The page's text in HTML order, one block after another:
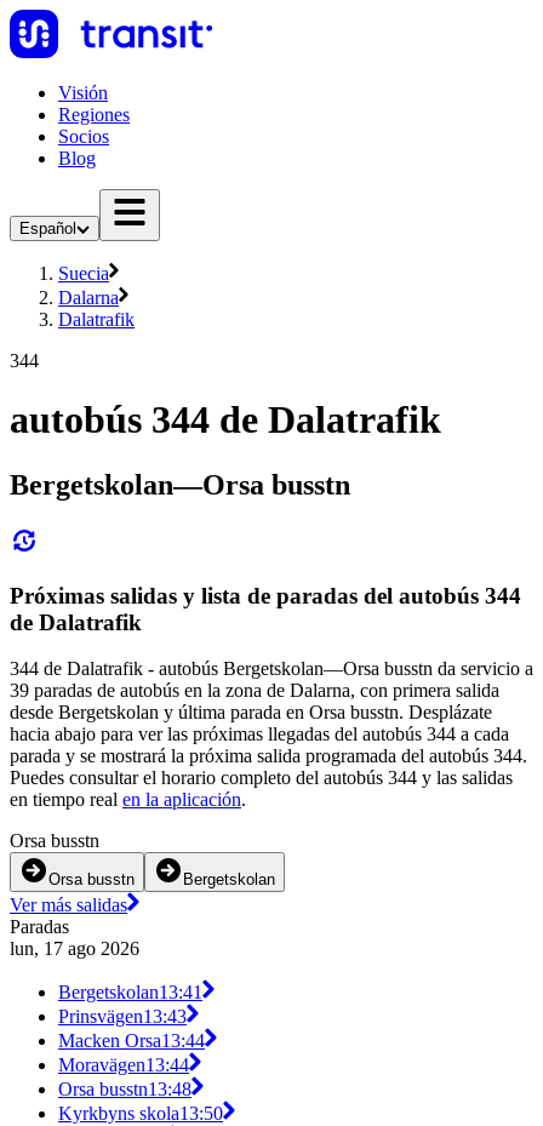
Visión
Regiones
Socios
Blog
Español
Suecia
Dalarna
Dalatrafik
344
autobús 344 de Dalatrafik
Bergetskolan—Orsa busstn
Próximas salidas y lista de paradas del autobús 344
de Dalatrafik
344 de Dalatrafik - autobús Bergetskolan—Orsa busstn da servicio a
39 paradas de autobús en la zona de Dalarna, con primera salida
desde Bergetskolan y última parada en Orsa busstn. Desplázate
hacia abajo para ver las próximas llegadas del autobús 344 a cada
parada y se mostrará la próxima salida programada del autobús 344.
Puedes consultar el horario completo del autobús 344 y las salidas
en tiempo real en la aplicación.
Orsa busstn
Orsa busstn Bergetskolan
Ver más salidas
Paradas
lun, 17 ago 2026
Bergetskolan13:41
Prinsvägen13:43
Macken Orsa13:44
Moravägen13:44
Orsa busstn13:48
Kyrkbyns skola13:50